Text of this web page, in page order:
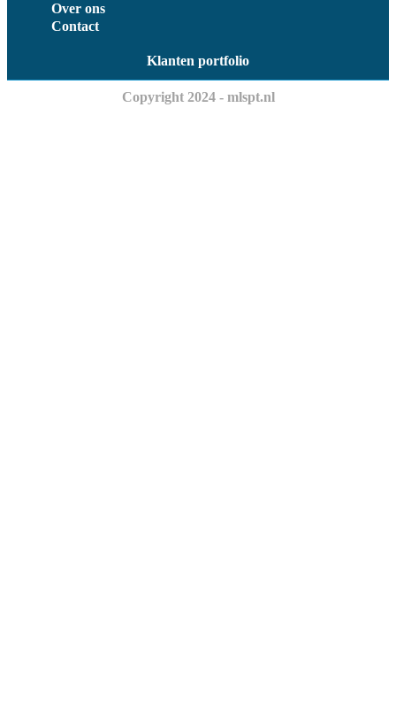
Over ons
Contact
Klanten portfolio
Copyright 2024 - mlspt.nl